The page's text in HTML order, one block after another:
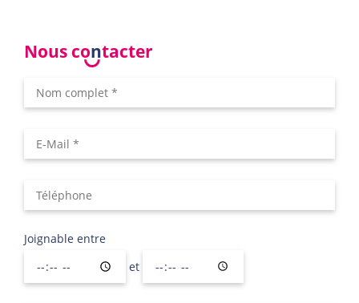
Nous contacter
Joignable entre
et